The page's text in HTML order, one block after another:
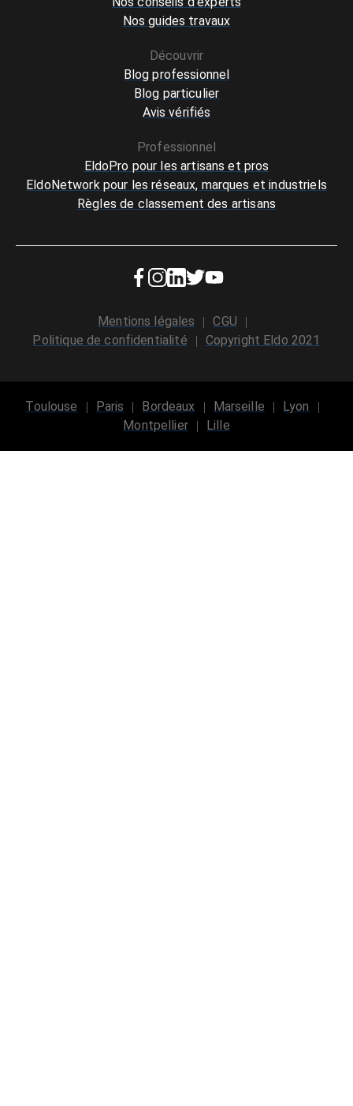
Nos guides travaux
Découvrir
Blog professionnel
Blog particulier
Avis vérifiés
Professionnel
EldoPro pour les artisans et pros
EldoNetwork pour les réseaux, marques et industriels
Règles de classement des artisans
Mentions légales
CGU
Politique de confidentialité
Copyright Eldo 2021
Toulouse Paris Bordeaux Marseille
Lyon
Montpellier
Lille